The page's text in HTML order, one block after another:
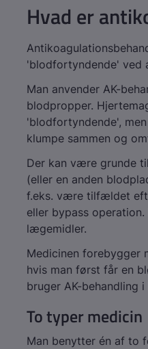
Hvad er
'blodfortyndende' ved
Man anvender AK-
blodpropper.
'blodfortyndende',
klumpe sammen og
Der kan være grunde
(eller en anden
f.eks. være tilfældet
eller bypass
lægemidler.
Medicinen forebygger
hvis man først får en
bruger AK-behandling i
To typer medicin
Man benytter én af to